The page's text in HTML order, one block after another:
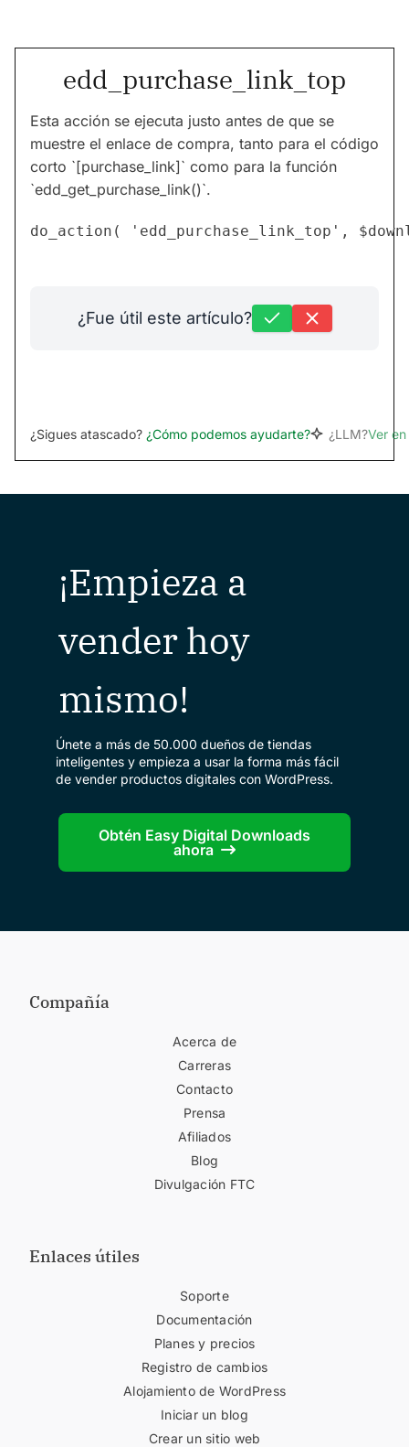
edd_purchase_link_top
Esta acción se ejecuta justo antes de que se
muestre el enlace de compra, tanto para el código
corto `[purchase_link]` como para la función
`edd_get_purchase_link()`.
¿Fue útil este artículo?
¿Sigues atascado? ¿Cómo podemos ayudarte? ¿LLM?Ver
¡Empieza a
vender hoy
mismo!
Únete a más de 50.000 dueños de tiendas
inteligentes y empieza a usar la forma más fácil
de vender productos digitales con WordPress.
Obtén Easy Digital Downloads
ahora
Compañía
Acerca de
Carreras
Contacto
Prensa
Afiliados
Blog
Divulgación FTC
Enlaces útiles
Soporte
Documentación
Planes y precios
Registro de cambios
Alojamiento de WordPress
Iniciar un blog
Crear un sitio web